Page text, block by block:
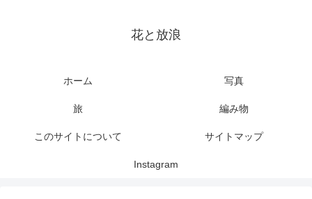
花と放浪
ホーム 写真
旅 編み物
このサイトについて サイトマップ
Instagram